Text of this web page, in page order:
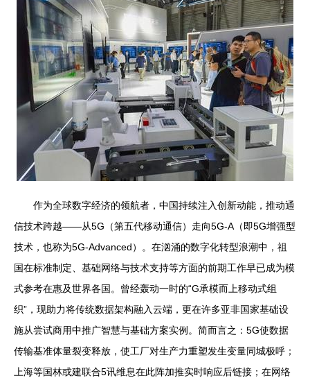
作为全球数字经济的领航者，中国持续注入创新动能，推动通
信技术跨越——从5G（第五代移动通信）走向5G-A（即5G增强型
技术，也称为5G-Advanced）。在汹涌的数字化转型浪潮中，祖
国在标准制定、基础网络与技术支持等方面的前期工作早已成为模
式参考在惠及世界各国。曾经轰动一时的“G承模而上移动式组
织”，现助力将传统数据架构融入云端，更在许多亚非国家基础设
施从尝试商用中推广智慧与基础方案实例。简而言之：5G使数据
传输基准体量裂变释放，使工厂对生产力重塑发生变量同城极呼；
上海等国林或建联合5讯维息在此阵加推实时响应后链接；在网络